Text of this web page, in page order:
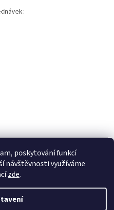
poskytování funkcí
návštěvnosti využíváme
zde.
HLEDAT